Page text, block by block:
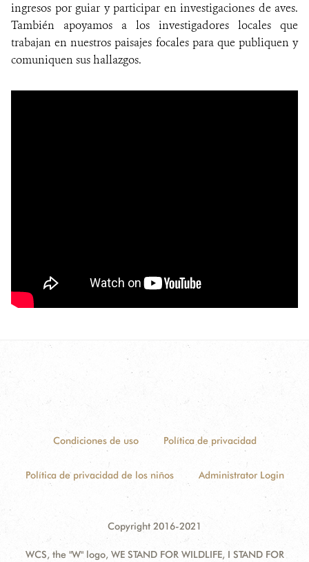
ingresos por guiar y participar en investigaciones de aves.
También apoyamos a los investigadores locales que
trabajan en nuestros paisajes focales para que publiquen y
comuniquen sus hallazgos.
Condiciones de uso Política de privacidad
Política de privacidad de los niños Administrator Login
Copyright 2016-2021
WCS, the "W" logo, WE STAND FOR WILDLIFE, I STAND FOR